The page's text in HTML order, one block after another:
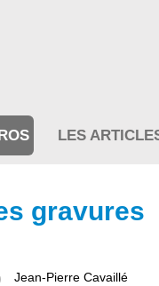
LES
gravures
Jean-Pierre Cavaillé